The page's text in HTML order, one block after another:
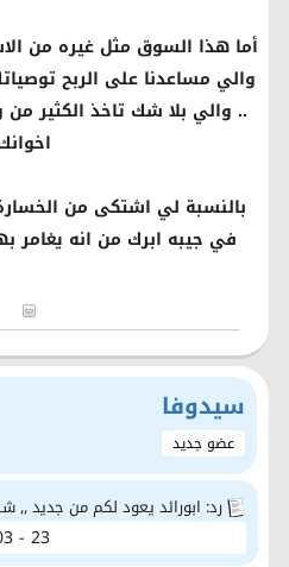
أما هذا السوق مثل غيره من
والي مساعدنا على الربح
.. والي بلا شك تاخذ الكثير
بالنسبة لي اشتكى من
في جيبه ابرك من انه يغامر
سيدوفا
عضو جديد
رد: ابورائد يعود لكم من جديد ,,
23 - 03 - 2016,